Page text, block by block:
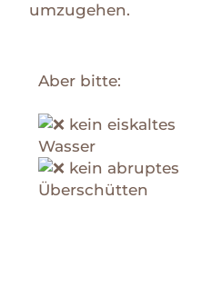
umzugehen.
Aber bitte:
kein eiskaltes
Wasser
kein abruptes
Überschütten